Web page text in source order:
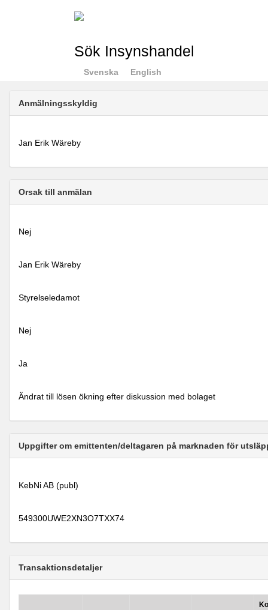
Sök Insynshandel
Svenska English
Anmälningsskyldig
Jan Erik Wäreby
Orsak till anmälan
Nej
Jan Erik Wäreby
Styrelseledamot
Nej
Ja
Ändrat till lösen ökning efter diskussion med bolaget
Uppgifter om emittenten/deltagaren på marknaden för
KebNi AB (publ)
549300UWE2XN3O7TXX74
Transaktionsdetaljer